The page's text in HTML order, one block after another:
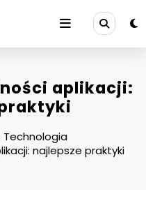
aplikacji:
Technologia
najlepsze praktyki